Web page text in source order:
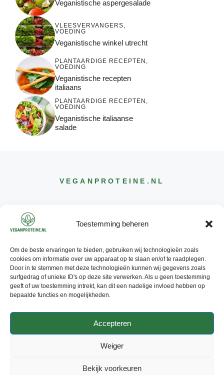
Toestemming beheren
Om de beste ervaringen te bieden, gebruiken wij technologieën zoals
cookies om informatie over uw apparaat op te slaan en/of te raadplegen.
Door in te stemmen met deze technologieën kunnen wij gegevens zoals
surfgedrag of unieke ID's op deze site verwerken. Als u geen toestemming
geeft of uw toestemming intrekt, kan dit een nadelige invloed hebben op
bepaalde functies en mogelijkheden.
Accepteren
Weiger
Bekijk voorkeuren
Veganistische aspergesalade
VLEESVERVANGERS,
VOEDING
Veganistische winkel utrecht
PLANTAARDIGE RECEPTEN ,
VOEDING
Veganistische recepten
italiaans
PLANTAARDIGE RECEPTEN ,
VOEDING
Veganistische italiaanse
salade
VEGANPROTEINE .NL
CONTACT
INFO@ VEGANPROTEINE.NL
PRIVACY POLICY
CONTACT